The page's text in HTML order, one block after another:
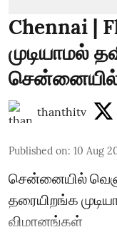
Chennai |
முடியாமல்
சென்னையில்
thanthitv
Published on: 10 Aug
சென்னையில்
தரையிறங்க
விமானங்கள்